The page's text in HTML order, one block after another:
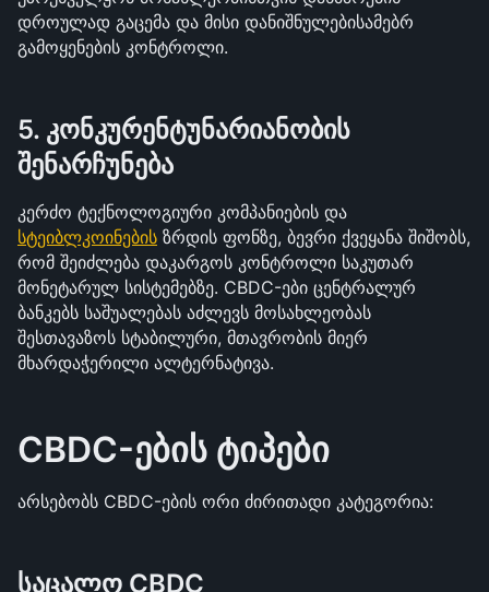
დროულად გაცემა და მისი დანიშნულებისამებრ
გამოყენების კონტროლი.
5. კონკურენტუნარიანობის
შენარჩუნება
სტეიბლკოინების ზრდის ფონზე, ბევრი ქვეყანა შიშობს,
რომ შეიძლება დაკარგოს კონტროლი საკუთარ
მონეტარულ სისტემებზე. CBDC-ები ცენტრალურ
ბანკებს საშუალებას აძლევს მოსახლეობას
შესთავაზოს სტაბილური, მთავრობის მიერ
მხარდაჭერილი ალტერნატივა.
CBDC-ების ტიპები
არსებობს CBDC-ების ორი ძირითადი კატეგორია:
საცალო CBDC